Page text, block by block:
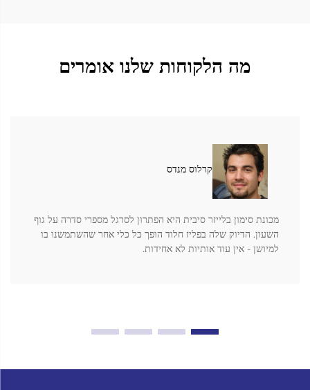
מה הלקוחות שלנו אומרים
קרלוס מנדס
מכונת סימון בלייזר סיבית היא הפתרון לסרגל מספרי סדרה על גוף
השעון. הדיוק שלה בפליז חלוד הופך כל כלי אחר שהשתמשנו בו
למיושן - אין עוד אותיות לא אחידות.